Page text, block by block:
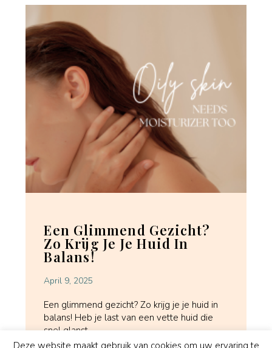
Een Glimmend Gezicht?
Zo Krijg Je Je Huid In
Balans!
April 9, 2025
Een glimmend gezicht? Zo krijg je je huid in
balans! Heb je last van een vette huid die
snel glanst